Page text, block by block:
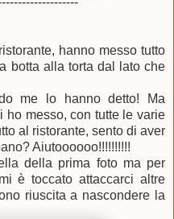
hanno messo tutto
botta alla torta dal lato che
me lo hanno detto! Ma
ho messo, con tutte le varie
al ristorante, sento di aver
Aiutoooooo!!!!!!!!!!
della prima foto ma per
è toccato attaccarci altre
riuscita a nascondere la